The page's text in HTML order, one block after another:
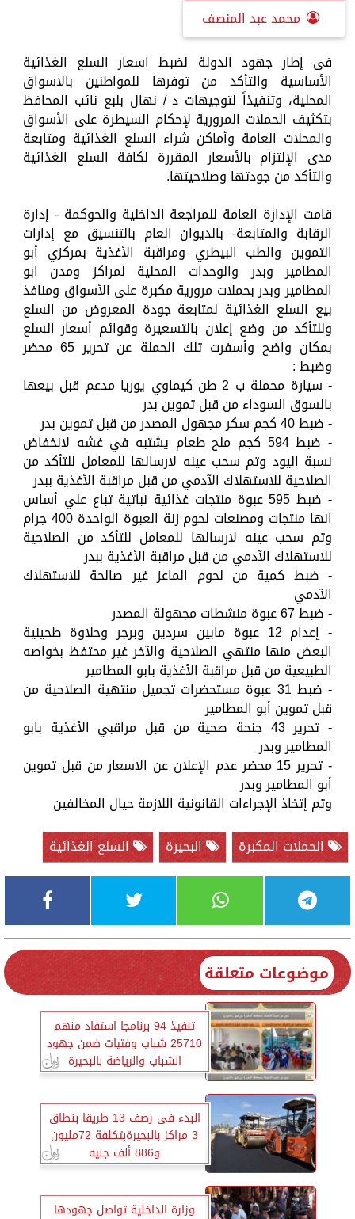
محمد عبد المنصف
فى إطار جهود الدولة لضبط اسعار السلع الغذائية
الأساسية والتأكد من توفرها للمواطنين بالاسواق
المحلية، وتنفيذاً لتوجيهات د / نهال بلبع نائب المحافظ
بتكثيف الحملات المرورية لإحكام السيطرة على الأسواق
والمحلات العامة وأماكن شراء السلع الغذائية ومتابعة
مدى الإلتزام بالأسعار المقررة لكافة السلع الغذائية
والتأكد من جودتها وصلاحيتها.
قامت الإدارة العامة للمراجعة الداخلية والحوكمة - إدارة
الرقابة والمتابعة- بالدیوان العام بالتنسيق مع إدارات
التموين والطب البيطري ومراقبة الأغذية بمركزي أبو
المطامير وبدر والوحدات المحلية لمراكز ومدن ابو
المطامير وبدر بحملات مرورية مكبرة على الأسواق ومنافذ
بيع السلع الغذائية لمتابعة جودة المعروض من السلع
وللتأكد من وضع إعلان بالتسعيرة وقوائم أسعار السلع
بمكان واضح وأسفرت تلك الحملة عن تحرير 65 محضر
وضبط :
- سيارة محملة ب 2 طن كيماوي يوريا مدعم قبل بيعها
بالسوق السوداء من قبل تموين بدر
- ضبط 40 كجم سكر مجهول المصدر من قبل تموين بدر
- ضبط 594 كجم ملح طعام يشتبه في غشه لانخفاض
نسبة اليود وتم سحب عينه لارسالها للمعامل للتأكد من
الصلاحية للاستهلاك الآدمي من قبل مراقبة الأغذية ببدر
- ضبط 595 عبوة منتجات غذائية نباتية تباع علي أساس
انها منتجات ومصنعات لحوم زنة العبوة الواحدة 400 جرام
وتم سحب عينه لارسالها للمعامل للتأكد من الصلاحية
للاستهلاك الآدمي من قبل مراقبة الأغذية ببدر
- ضبط كمية من لحوم الماعز غير صالحة للاستهلاك
الآدمي
- ضبط 67 عبوة منشطات مجهولة المصدر
- إعدام 12 عبوة مابين سردين وبرجر وحلاوة طحينية
البعض منها منتهي الصلاحية والآخر غير محتفظ بخواصه
الطبيعية من قبل مراقبة الأغذية بابو المطامير
- ضبط 31 عبوة مستحضرات تجميل منتهية الصلاحية من
قبل تموين أبو المطامير
- تحرير 43 جنحة صحية من قبل مراقبي الأغذية بابو
المطامير وبدر
- تحرير 15 محضر عدم الإعلان عن الاسعار من قبل تموين
أبو المطامير وبدر
وتم إتخاذ الإجراءات القانونية اللازمة حيال المخالفين
الحملات المكبرة
البحيرة السلع الغذائية
موضوعات متعلقة
تنفيذ 94 برنامجا استفاد منهم
25710 شباب وفتيات ضمن جهود
الشباب والرياضة بالبحيرة
البدء فى رصف 13 طريقا بنطاق
3 مراكز بالبحيرةبتكلفة 72مليون
و886 ألف جنيه
وزارة الداخلية تواصل جهودها